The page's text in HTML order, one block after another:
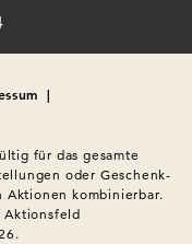
|
für das gesamte
oder Geschenk-
Aktionen kombinierbar.
Aktionsfeld